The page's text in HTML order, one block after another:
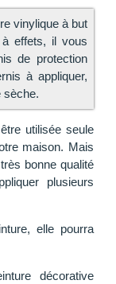
vinylique à but
effets, il vous
de protection
à appliquer,
sèche.
utilisée seule
maison. Mais
bonne qualité
plusieurs
elle pourra
décorative